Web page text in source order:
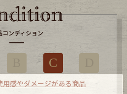
コンディション
C
用感やダメージがある商品